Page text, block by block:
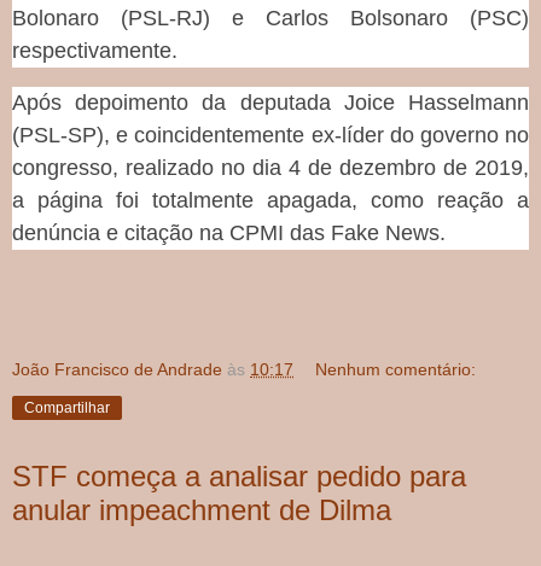
Bolonaro (PSL-RJ) e Carlos Bolsonaro (PSC)
respectivamente.
Após depoimento da deputada Joice Hasselmann
(PSL-SP), e coincidentemente ex-líder do governo no
congresso, realizado no dia 4 de dezembro de 2019,
a página foi totalmente apagada, como reação a
denúncia e citação na CPMI das Fake News.
João Francisco de Andrade às 10:17 Nenhum comentário:
Compartilhar
STF começa a analisar pedido para
anular impeachment de Dilma